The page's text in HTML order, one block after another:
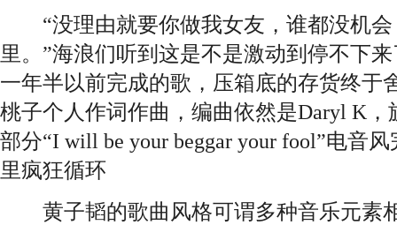
“没理由就要你做我女友，谁都没机会
里。”海浪们听到这是不是激动到停不下
一年半以前完成的歌，压箱底的存货终于
桃子个人作词作曲，编曲依然是Daryl K
部分“I will be your beggar your fool”电音
里疯狂循环
黄子韬的歌曲风格可谓多种音乐元素